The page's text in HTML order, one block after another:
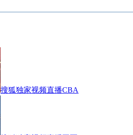
搜狐独家视频直播CBA